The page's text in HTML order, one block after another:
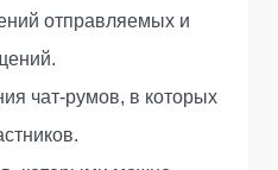
отправляемых и
чат-румов, в которых